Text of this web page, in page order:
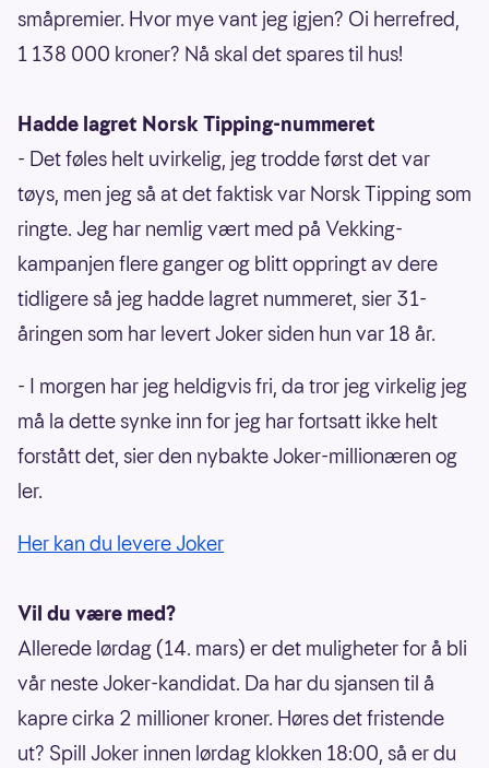
småpremier. Hvor mye vant jeg igjen? Oi herrefred,
1 138 000 kroner? Nå skal det spares til hus!
Hadde lagret Norsk Tipping-nummeret
- Det føles helt uvirkelig, jeg trodde først det var
tøys, men jeg så at det faktisk var Norsk Tipping som
ringte. Jeg har nemlig vært med på Vekking-
kampanjen flere ganger og blitt oppringt av dere
tidligere så jeg hadde lagret nummeret, sier 31-
åringen som har levert Joker siden hun var 18 år.
- I morgen har jeg heldigvis fri, da tror jeg virkelig jeg
må la dette synke inn for jeg har fortsatt ikke helt
forstått det, sier den nybakte Joker-millionæren og
ler.
Her kan du levere Joker
Vil du være med?
Allerede lørdag (14. mars) er det muligheter for å bli
vår neste Joker-kandidat. Da har du sjansen til å
kapre cirka 2 millioner kroner. Høres det fristende
ut? Spill Joker innen lørdag klokken 18:00, så er du